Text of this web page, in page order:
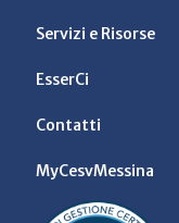
Servizi e Risorse
EsserCi
Contatti
MyCesvMessina